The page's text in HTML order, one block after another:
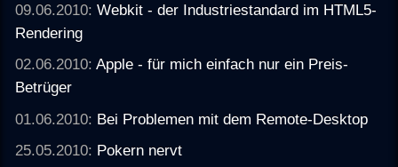
09.06.2010:Webkit - der Industriestandard im HTML5-
Rendering
02.06.2010:Apple - für mich einfach nur ein Preis-
Betrüger
01.06.2010: Bei Problemen mit dem Remote-Desktop
25.05.2010: Pokern nervt